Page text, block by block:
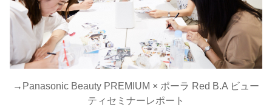
→ Panasonic Beauty PREMIUM × ポーラ Red B.A ビュー
ティセミナーレポート